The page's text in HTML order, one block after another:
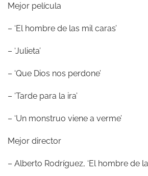
Mejor película
– ‘El hombre de las mil caras’
– ‘Julieta’
– ‘Que Dios nos perdone’
– ‘Tarde para la ira’
– ‘Un monstruo viene a verme’
Mejor director
– Alberto Rodríguez, ‘El hombre de